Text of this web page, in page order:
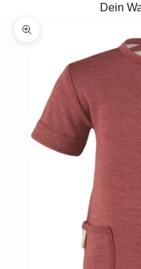
Dein
Bild vergrößern